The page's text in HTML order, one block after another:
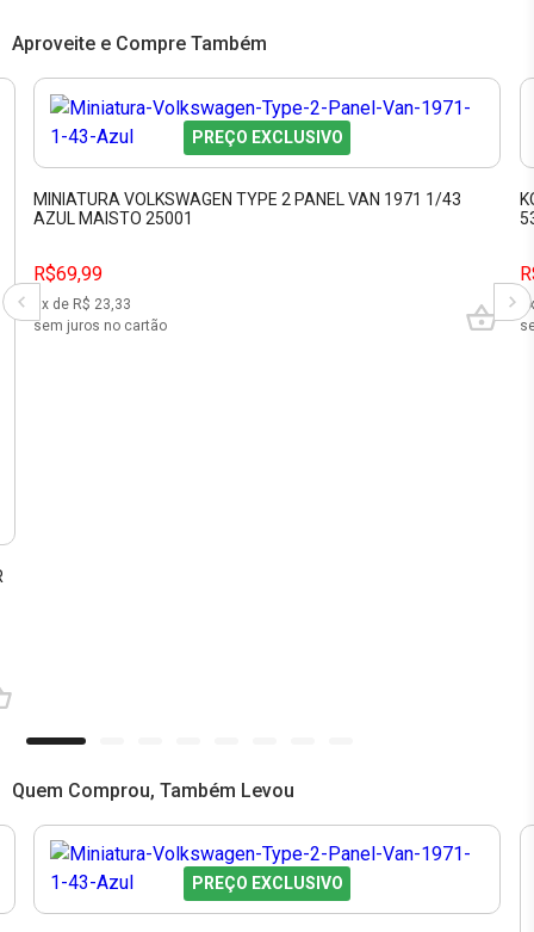
Aproveite e Compre Também
PREÇO EXCLUSIVO
MINIATURA VOLKSWAGEN TYPE 2 PANEL VAN 1971 1/43
AZUL MAISTO 25001
R$69,99
3x de R$ 23,33
sem juros no cartão
Quem Comprou, Também Levou
PREÇO EXCLUSIVO